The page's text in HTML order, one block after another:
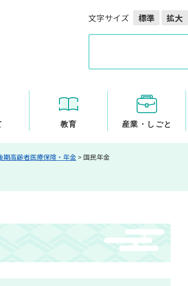
文字サイズ 標準 拡大
検
教育 産業・しごと
期高齢者医療保険・年金 > 国民年金